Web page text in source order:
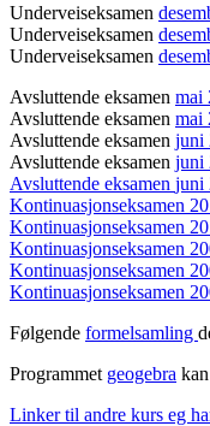
Underveiseksamen
Underveiseksamen
Underveiseksamen
Avsluttende eksamen mai
Avsluttende eksamen mai
Avsluttende eksamen juni
Avsluttende eksamen juni
Avsluttende eksamen juni
Kontinuasjonseksamen
Kontinuasjonseksamen
Kontinuasjonseksamen
Kontinuasjonseksamen
Kontinuasjonseksamen
Følgende formelsamling
Programmet geogebra
Linker til andre kurs eg